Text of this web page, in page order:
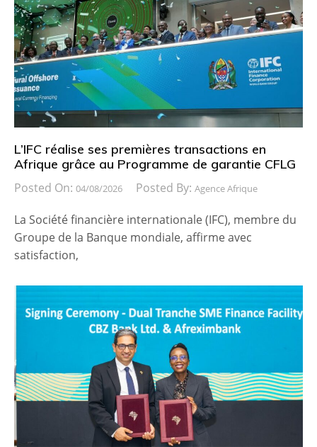
L’IFC réalise ses premières transactions en
Afrique grâce au Programme de garantie CFLG
Posted On: 04/08/2026 Posted By: Agence Afrique
La Société financière internationale (IFC), membre du
Groupe de la Banque mondiale, affirme avec
satisfaction,